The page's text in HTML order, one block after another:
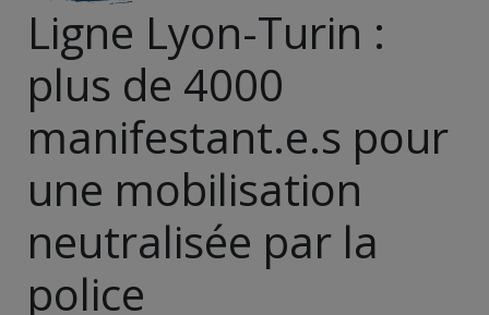
Ligne Lyon-Turin :
plus de 4000
manifestant.e.s pour
une mobilisation
neutralisée par la
police